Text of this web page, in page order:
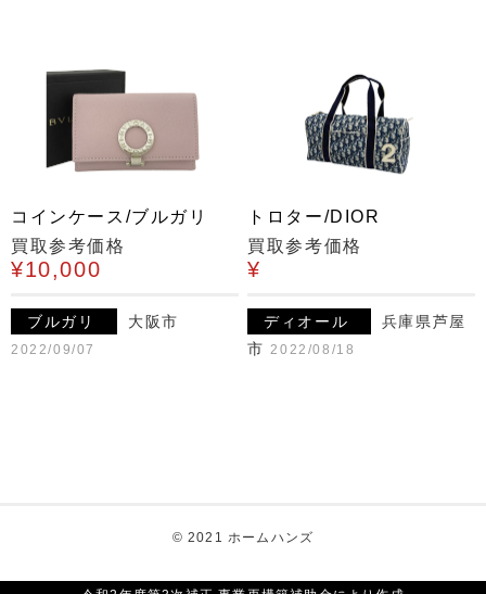
コインケース/ブルガリ
買取参考価格
¥10,000
ブルガリ 大阪市
2022/09/07
トロター/DIOR
買取参考価格
¥
ディオール
兵庫県芦屋
市 2022/08/18
© 2021 ホームハンズ